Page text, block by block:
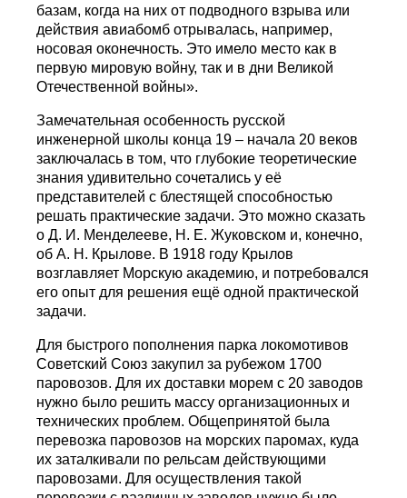
базам, когда на них от подводного взрыва или
действия авиабомб отрывалась, например,
носовая оконечность. Это имело место как в
первую мировую войну, так и в дни Великой
Отечественной войны».
Замечательная особенность русской
инженерной школы конца 19 – начала 20 веков
заключалась в том, что глубокие теоретические
знания удивительно сочетались у её
представителей с блестящей способностью
решать практические задачи. Это можно сказать
о Д. И. Менделееве, Н. Е. Жуковском и, конечно,
об А. Н. Крылове. В 1918 году Крылов
возглавляет Морскую академию, и потребовался
его опыт для решения ещё одной практической
задачи.
Для быстрого пополнения парка локомотивов
Советский Союз закупил за рубежом 1700
паровозов. Для их доставки морем с 20 заводов
нужно было решить массу организационных и
технических проблем. Общепринятой была
перевозка паровозов на морских паромах, куда
их заталкивали по рельсам действующими
паровозами. Для осуществления такой